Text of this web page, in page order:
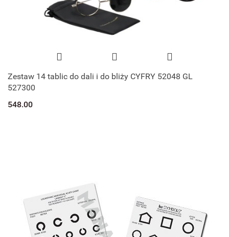
Zestaw 14 tablic do dali i do bliży CYFRY 52048 GL
527300
548.00